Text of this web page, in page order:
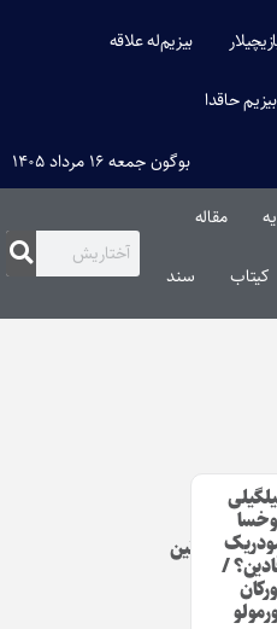
بیزیم‌له علاقه
بیزیم حاقدا
بوگون جمعه ۱۶ مرداد ۱۴۰۵
مقاله‌
کیتاب سند
اینترسکشینالیتی‌(intersectionality)نین
/